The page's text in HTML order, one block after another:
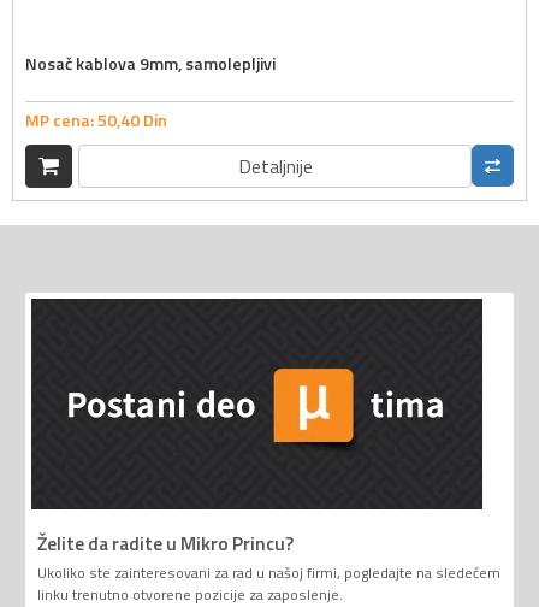
Nosač kablova 9mm, samolepljivi
MP cena:50,40Din
Detaljnije
Želite da radite u Mikro Princu?
Ukoliko ste zainteresovani za rad u našoj firmi, pogledajte na sledećem
linku trenutno otvorene pozicije za zaposlenje.